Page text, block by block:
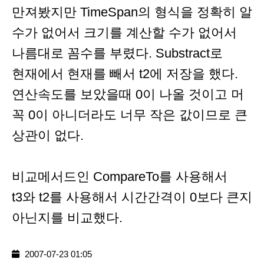
만져봤지만 TimeSpan의 형식을 정확히 알
수가 없어서 크기를 계산할 수가 없어서
나름대로 꼼수를 부렸다. Substract로
현재에서 현재를 빼서 t2에 저장을 했다.
연산속도를 보았을때 0이 나올 것이고 머
꼭 0이 아니더라도 너무 작은 값이므로 큰
상관이 없다.
비교메서드인 CompareTo를 사용해서
t3와 t2를 사용해서 시간간격이 0보다 큰지
아닌지를 비교했다.
2007-07-23 01:05